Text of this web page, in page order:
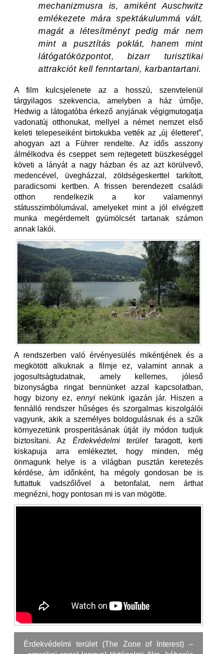
mechanizmusra is, amiként Auschwitz
emlékezete mára spektákulummá vált,
magát a létesítményt pedig már nem
mint a pusztítás poklát, hanem mint
látógatóközpontot, bizarr turisztikai
attrakciót kell fenntartani, karbantartani.
A film kulcsjelenete az a hosszú, szenvtelenül
tárgyilagos szekvencia, amelyben a ház úrnője,
Hedwig a látogatóba érkező anyjának végigmutogatja
vadonatúj otthonukat, mellyel a német nemzet első
keleti telepeseiként birtokukba vették az „új életteret”,
ahogyan azt a Führer rendelte. Az idős asszony
álmélkodva és cseppet sem rejtegetett büszkeséggel
követi a lányát a nagy házban és az azt körülvevő,
medencével, üvegházzal, zöldségeskerttel tarkított,
paradicsomi kertben. A frissen berendezett családi
otthon rendelkezik a kor valamennyi
státusszimbólumával, amelyeket mint a jól elvégzett
munka megérdemelt gyümölcsét tartanak számon
annak lakói.
A rendszerben való érvényesülés mikéntjének és a
megkötött alkuknak a filmje ez, valamint annak a
jogosultságtudatnak, amely kellemes, jóleső
bizonyságba ringat bennünket azzal kapcsolatban,
hogy bizony ez, ennyi nekünk igazán jár. Hiszen a
fennálló rendszer hűséges és szorgalmas kiszolgálói
vagyunk, akik a személyes boldogulásnak és a szűk
környezetünk prosperitásának útját ily módon tudjuk
biztosítani. Az Érdekvédelmi terület faragott, kerti
kiskapuja arra emlékeztet, hogy minden, még
önmagunk helye is a világban pusztán keretezés
kérdése, ám időnként, ha mégoly gondosan be is
futtattuk vadszőlővel a betonfalat, nem árthat
megnézni, hogy pontosan mi is van mögötte.
Érdekvédelmi terület (The Zone of Interest) –